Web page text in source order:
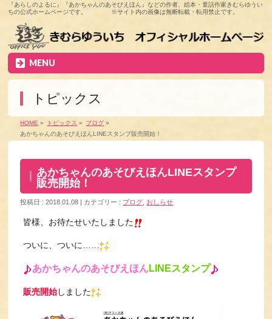
『あらしのよるに』『あかちゃんのあそびえほん』などの作者、絵本・童話作家きむらゆうい
ちの公式ホームページです。 ※サイト内の画像は無断転載・転用禁止です。
MENU
トピックス
HOME » トピックス » ブログ »
あかちゃんのあそびえほんLINEスタンプ販売開始！
あかちゃんのあそびえほんLINEスタンプ
販売開始！
投稿日 : 2018.01.08 カテゴリー : ブログ おしらせ
皆様、お待たせいたしました
ついに、ついに……
あかちゃんのあそびえほんLINEスタンプ
販売開始しました